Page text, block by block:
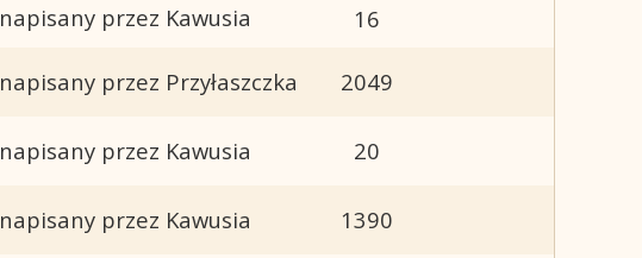
napisany przez Kawusia
16
napisany przez Przyłaszczka
2049
napisany przez Kawusia
20
napisany przez Kawusia
1390